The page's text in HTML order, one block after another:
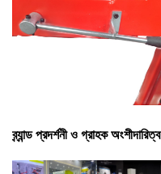
ব্র্যান্ড প্রদর্শনী ও গ্রাহক অংশীদারিত্ব